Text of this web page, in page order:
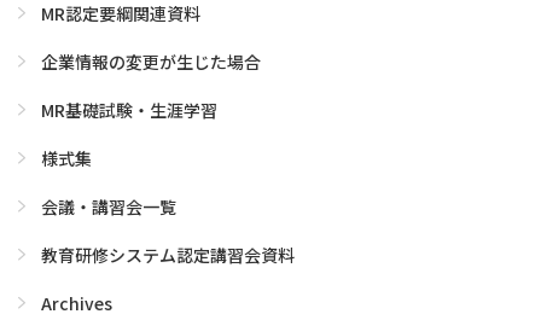
MR認定要綱関連資料
企業情報の変更が生じた場合
MR基礎試験・生涯学習
様式集
会議・講習会一覧
教育研修システム認定講習会資料
Archives